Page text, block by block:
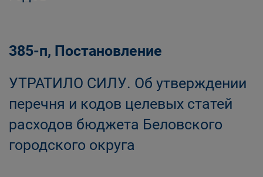
385-п, Постановление
УТРАТИЛО СИЛУ. Об утверждении
перечня и кодов целевых статей
расходов бюджета Беловского
городского округа